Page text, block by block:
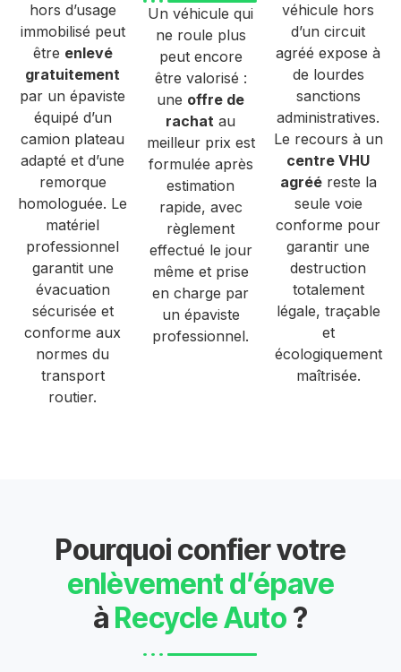
hors d’usage
immobilisé peut
être enlevé
gratuitement
par un épaviste
équipé d’un
camion plateau
adapté et d’une
remorque
homologuée. Le
matériel
professionnel
garantit une
évacuation
sécurisée et
conforme aux
normes du
transport
routier.
Un véhicule qui
ne roule plus
peut encore
être valorisé :
une offre de
rachat au
meilleur prix est
formulée après
estimation
rapide, avec
règlement
effectué le jour
même et prise
en charge par
un épaviste
professionnel.
véhicule hors
d’un circuit
agréé expose à
de lourdes
sanctions
administratives.
Le recours à un
centre VHU
agrééreste la
seule voie
conforme pour
garantir une
destruction
totalement
légale, traçable
et
écologiquement
maîtrisée.
Pourquoi confier votre
enlèvement d’épave
à Recycle Auto ?